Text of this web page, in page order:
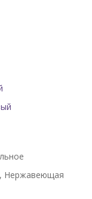
, Нержавеющая